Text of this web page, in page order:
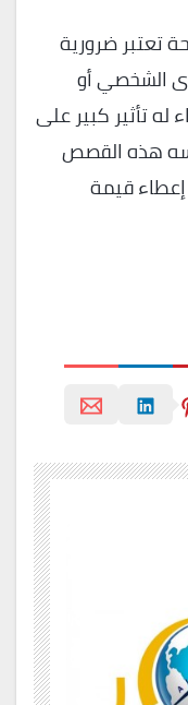
تعتبر ضرورية
الشخصي أو
تأثير كبير على
هذه القصص
قيمة